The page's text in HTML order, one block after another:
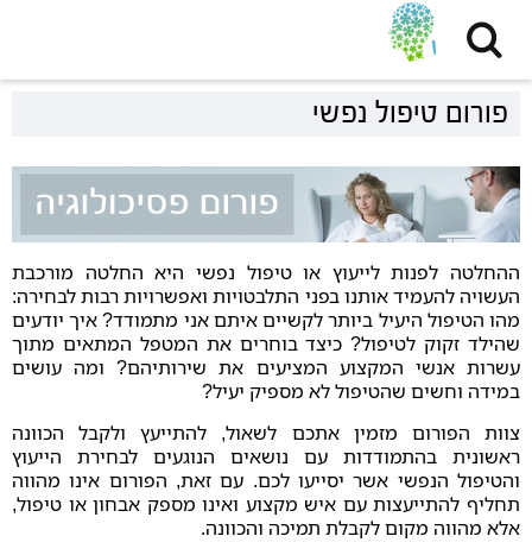
פורום טיפול נפשי
ההחלטה לפנות לייעוץ או טיפול נפשי היא החלטה מורכבת
העשויה להעמיד אותנו בפני התלבטויות ואפשרויות רבות לבחירה:
מהו הטיפול היעיל ביותר לקשיים איתם אני מתמודד? איך יודעים
שהילד זקוק לטיפול? כיצד בוחרים את המטפל המתאים מתוך
עשרות אנשי המקצוע המציעים את שירותיהם? ומה עושים
במידה וחשים שהטיפול לא מספיק יעיל?
צוות הפורום מזמין אתכם לשאול, להתייעץ ולקבל הכוונה
ראשונית בהתמודדות עם נושאים הנוגעים לבחירת הייעוץ
והטיפול הנפשי אשר יסייעו לכם. עם זאת, הפורום אינו מהווה
תחליף להתייעצות עם איש מקצוע ואינו מספק אבחון או טיפול,
אלא מהווה מקום לקבלת תמיכה והכוונה.